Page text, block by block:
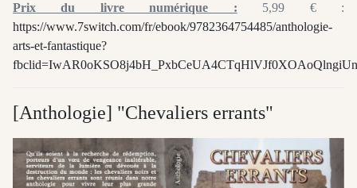
Prix du livre numérique : 5,99 € :
https://www.7switch.com/fr/ebook/9782364754485/anthologie-
arts-et-fantastique?
[Anthologie] "Chevaliers errants"